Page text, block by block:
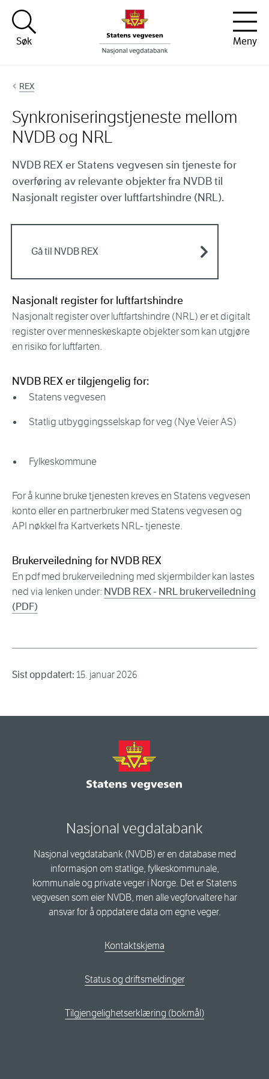
Hopp til innhold
Søk
Meny
REX
Synkroniseringstjeneste mellom
NVDB og NRL
NVDB REX er Statens vegvesen sin tjeneste for
overføring av relevante objekter fra NVDB til
Nasjonalt register over luftfartshindre (NRL).
Gå til NVDB REX
Nasjonalt register for luftfartshindre
Nasjonalt register over luftfartshindre (NRL) er et digitalt
register over menneskeskapte objekter som kan utgjøre
en risiko for luftfarten.
NVDB REX er tilgjengelig for:
Statens vegvesen
Statlig utbyggingsselskap for veg (Nye Veier AS)
Fylkeskommune
For å kunne bruke tjenesten kreves en Statens vegvesen
konto eller en partnerbruker med Statens vegvesen og
API nøkkel fra Kartverkets NRL- tjeneste.
Brukerveiledning for NVDB REX
En pdf med brukerveiledning med skjermbilder kan lastes
ned via lenken under: NVDB REX - NRL brukerveiledning
(PDF)
Sist oppdatert: 15. januar 2026
Nasjonal vegdatabank
Nasjonal vegdatabank (NVDB) er en database med
informasjon om statlige, fylkeskommunale,
kommunale og private veger i Norge. Det er Statens
vegvesen som eier NVDB, men alle vegforvaltere har
ansvar for å oppdatere data om egne veger.
Kontaktskjema
Status og driftsmeldinger
Tilgjengelighetserklæring (bokmål)